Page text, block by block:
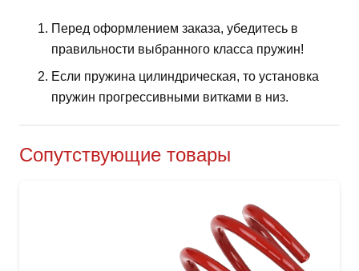
Перед оформлением заказа, убедитесь в
правильности выбранного класса пружин!
Если пружина цилиндрическая, то установка
пружин прогрессивными витками в низ.
Сопутствующие товары